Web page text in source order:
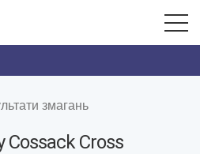
змагань
Cossack Cross